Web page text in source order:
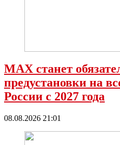
МАХ станет
предустановки на
России с 2027 года
08.08.2026 21:01